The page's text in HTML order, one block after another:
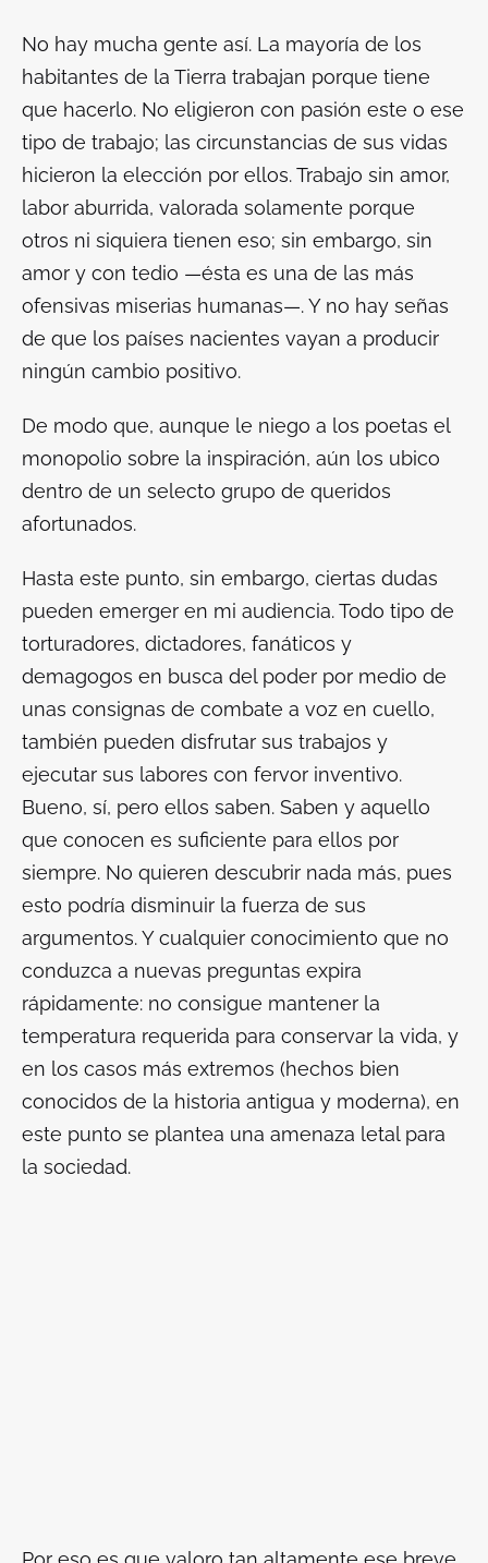
No hay mucha gente así. La mayoría de los
habitantes de la Tierra trabajan porque tiene
que hacerlo. No eligieron con pasión este o ese
tipo de trabajo; las circunstancias de sus vidas
hicieron la elección por ellos. Trabajo sin amor,
labor aburrida, valorada solamente porque
otros ni siquiera tienen eso; sin embargo, sin
amor y con tedio —ésta es una de las más
ofensivas miserias humanas—. Y no hay señas
de que los países nacientes vayan a producir
ningún cambio positivo.
De modo que, aunque le niego a los poetas el
monopolio sobre la inspiración, aún los ubico
dentro de un selecto grupo de queridos
afortunados.
Hasta este punto, sin embargo, ciertas dudas
pueden emerger en mi audiencia. Todo tipo de
torturadores, dictadores, fanáticos y
demagogos en busca del poder por medio de
unas consignas de combate a voz en cuello,
también pueden disfrutar sus trabajos y
ejecutar sus labores con fervor inventivo.
Bueno, sí, pero ellos saben. Saben y aquello
que conocen es suficiente para ellos por
siempre. No quieren descubrir nada más, pues
esto podría disminuir la fuerza de sus
argumentos. Y cualquier conocimiento que no
conduzca a nuevas preguntas expira
rápidamente: no consigue mantener la
temperatura requerida para conservar la vida, y
en los casos más extremos (hechos bien
conocidos de la historia antigua y moderna), en
este punto se plantea una amenaza letal para
la sociedad.